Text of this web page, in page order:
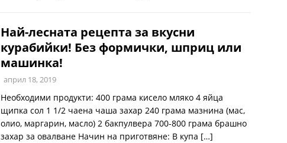
Най-лесната рецепта за вкусни
курабийки! Без формички, шприц или
машинка!
април 18, 2019
Необходими продукти: 400 грама кисело мляко 4 яйца
щипка сол 1 1/2 чаена чаша захар 240 грама мазнина (мас,
олио, маргарин, масло) 2 бакпулвера 700-800 грама брашно
захар за овалване Начин на приготвяне: В купа […]